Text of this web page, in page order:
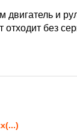
двигатель и
без